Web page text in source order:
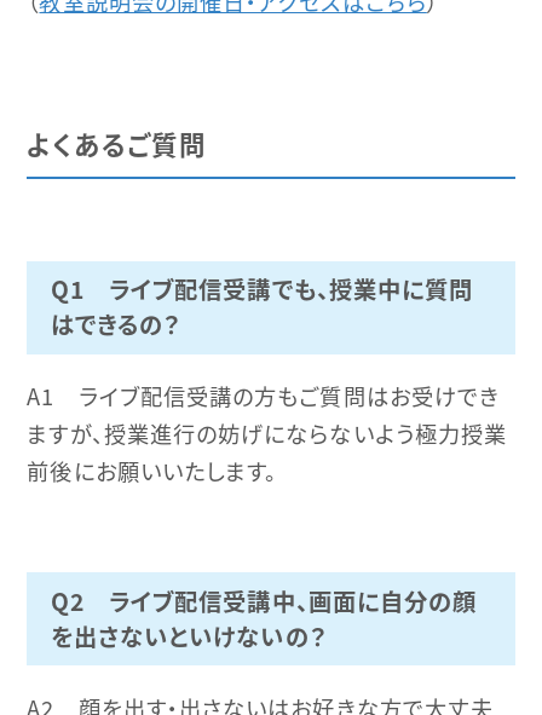
よくあるご質問
Q1 ライブ配信受講でも、授業中に質問
はできるの？
A1 ライブ配信受講の方もご質問はお受けでき
ますが、授業進行の妨げにならないよう極力授業
前後にお願いいたします。
Q2 ライブ配信受講中、画面に自分の顔
を出さないといけないの？
A2 顔を出す・出さないはお好きな方で大丈夫